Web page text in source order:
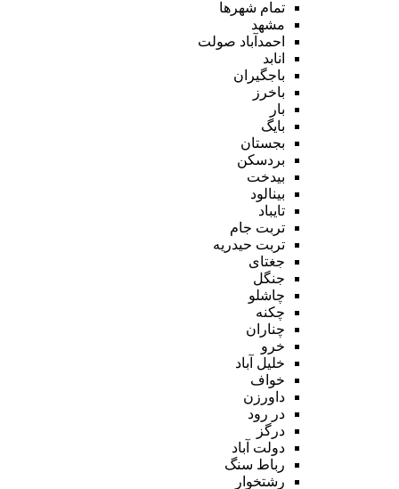
تمام شهر‌ها
مشهد
احمدآباد صولت
انابد
باجگیران
باخرز
بار
بایگ
بجستان
بردسکن
بیدخت
بینالود
تایباد
تربت جام
تربت حیدریه
جغتای
جنگل
چاشلو
چکنه
چناران
خرو
خلیل آباد
خواف
داورزن
در رود
درگز
دولت آباد
رباط سنگ
رشتخوار